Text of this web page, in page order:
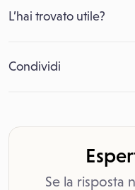
L’hai trovato utile?
Condividi
Se la risposta